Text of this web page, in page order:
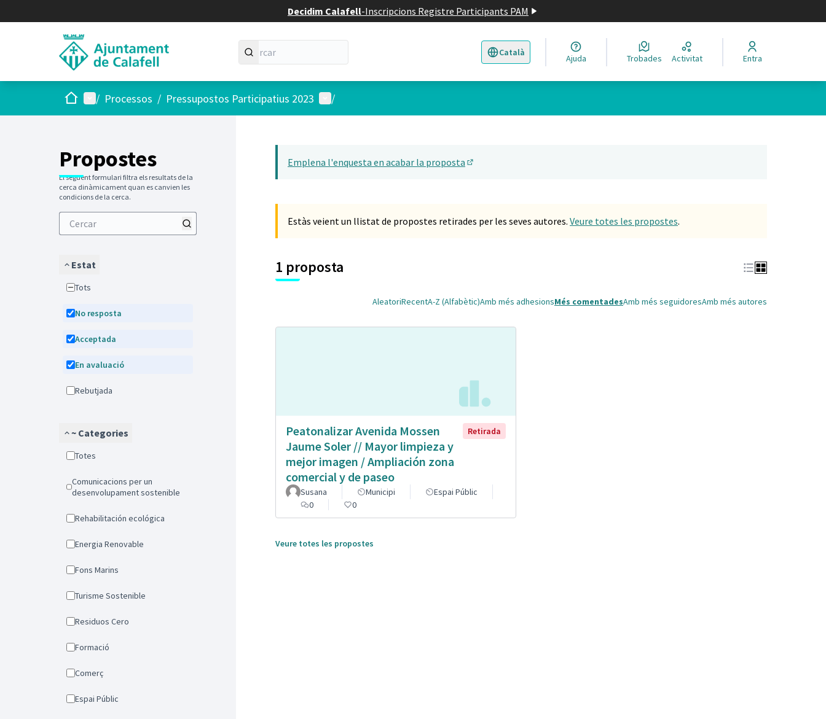
Decidim Calafell-Inscripcions Registre Participants PAM
Català
Triar la llengua Elegir el idioma
Ajuda Trobades Activitat Entra
Inici Menú principal
/ Processos / Pressupostos Participatius 2023 Menú d'usuari
/
Propostes
El següent formulari filtra els resultats de la
cerca dinàmicament quan es canvien les
condicions de la cerca.
Estat
Tots
No resposta
Acceptada
En avaluació
Rebutjada
~ Categories
Totes
Comunicacions per un
desenvolupament sostenible
Rehabilitación ecológica
Energia Renovable
Fons Marins
Turisme Sostenible
Residuos Cero
Formació
Comerç
Espai Públic
Emplena l'enquesta en acabar la proposta
Estàs veient un llistat de propostes retirades per les seves autores. Veure totes les propostes.
1 proposta
AleatoriRecentA-Z (Alfabètic)Amb més adhesionsMés comentadesAmb més seguidoresAmb més autores
Peatonalizar Avenida Mossen
Jaume Soler // Mayor limpieza y
mejor imagen / Ampliación zona
comercial y de paseo
Retirada
Susana Municipi
Espai Públic
0
0
Veure totes les propostes